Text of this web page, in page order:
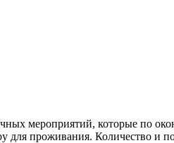
мероприятий, которые по
для проживания. Количество и